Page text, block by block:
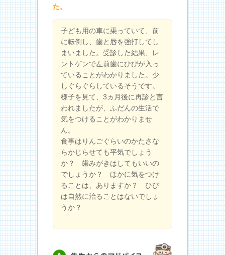
た。
子ども用の車に乗っていて、前
に転倒し、歯と唇を強打してし
まいました。受診した結果、レ
ントゲンで左前歯にひびが入っ
ていることがわかりました。少
しぐらぐらしているそうです。
様子を見て、3ヵ月後に再診と言
われましたが、ふだんの生活で
気をつけることがわかりませ
ん。
食事はりんごぐらいのかたさな
らかじらせても平気でしょう
か？ 歯みがきはしてもいいの
でしょうか？ ほかに気をつけ
ることは、ありますか？ ひび
は自然に治ることはないでしょ
うか？